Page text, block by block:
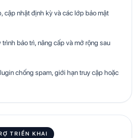
cập nhật định kỳ và các lớp bảo mật
bảo trì, nâng cấp và mở rộng sau
chống spam, giới hạn truy cập hoặc
TRIỂN KHAI